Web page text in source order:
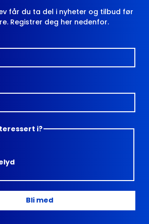
får du ta del i nyheter og tilbud før
Registrer deg her nedenfor.
i?
Bli med